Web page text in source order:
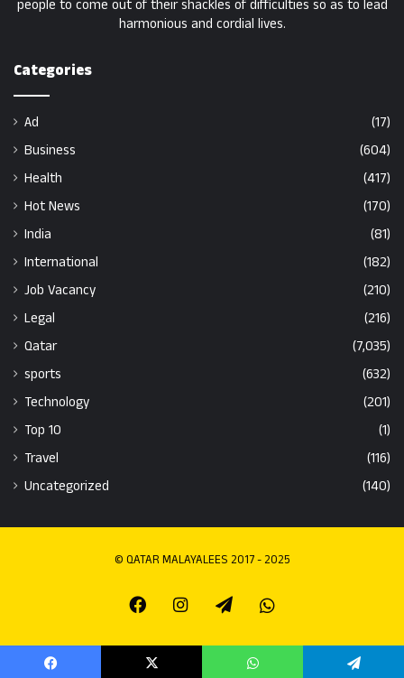
people to come out of their shackles of difficulties so as to lead
harmonious and cordial lives.
Categories
Ad
(17)
Business
(604)
Health
(417)
Hot News
(170)
India
(81)
International
(182)
Job Vacancy
(210)
Legal
(216)
Qatar
(7,035)
sports
(632)
Technology
(201)
Top 10
(1)
Travel
(116)
Uncategorized
(140)
© QATAR MALAYALEES 2017 - 2025
FacebookInstagramTelegramWhatsapp